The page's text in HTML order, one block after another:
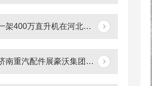
一架400万直升机在河北秦皇岛景区体验飞行
济南重汽配件展豪沃集团租赁2架直升机庆典